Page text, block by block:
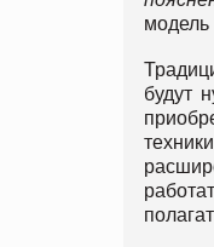
будут